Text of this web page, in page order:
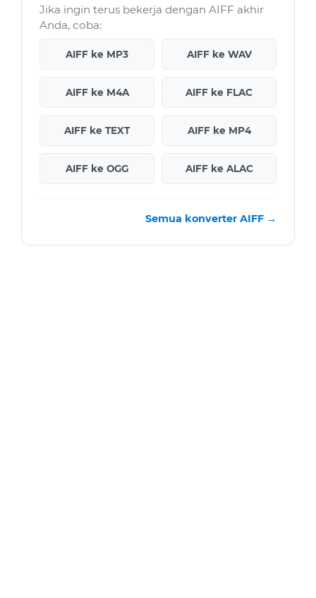
Jika ingin terus bekerja dengan AIFF akhir
Anda, coba:
AIFF ke MP3 AIFF ke WAV
AIFF ke M4A AIFF ke FLAC
AIFF ke TEXT AIFF ke MP4
AIFF ke OGG AIFF ke ALAC
Semua konverter AIFF →